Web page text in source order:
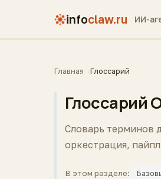
infoclaw.ru ИИ-
Главная Глоссарий
Глоссарий
Словарь терминов
оркестрация,
В этом разделе: